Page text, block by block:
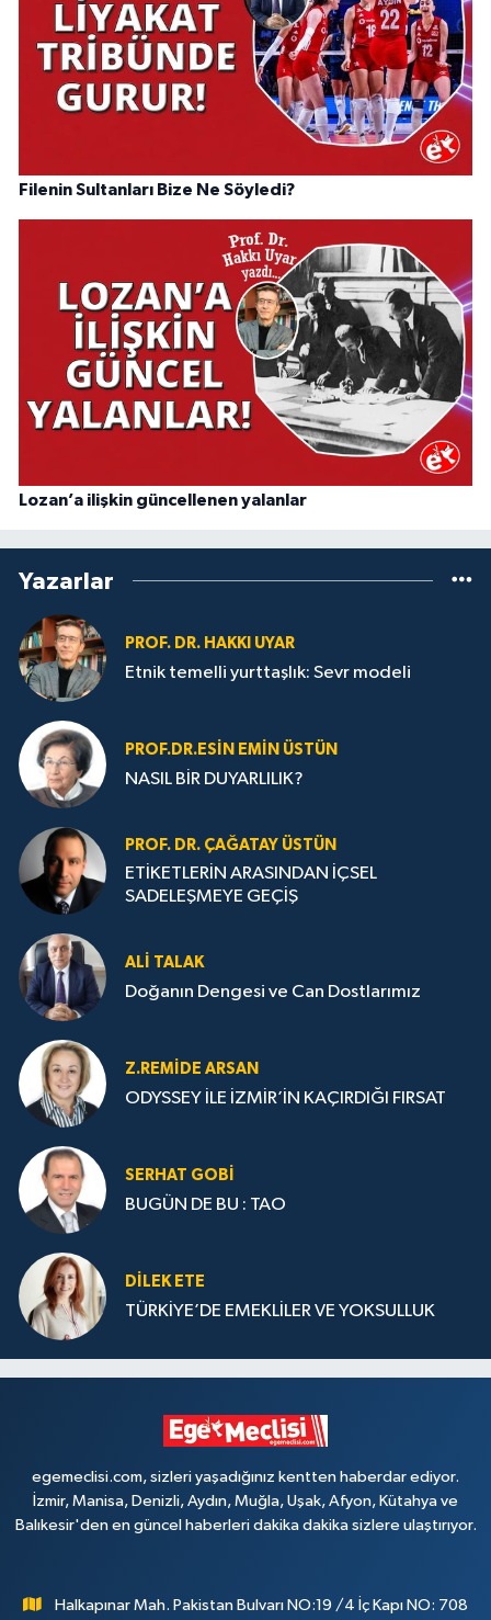
Filenin Sultanları Bize Ne Söyledi?
Lozan’a ilişkin güncellenen yalanlar
Yazarlar
PROF. DR. HAKKI UYAR
Etnik temelli yurttaşlık: Sevr modeli
PROF.DR.ESIN EMIN ÜSTÜN
NASIL BİR DUYARLILIK?
PROF. DR. ÇAĞATAY ÜSTÜN
ETİKETLERİN ARASINDAN İÇSEL
SADELEŞMEYE GEÇİŞ
ALI TALAK
Doğanın Dengesi ve Can Dostlarımız
Z.REMIDE ARSAN
ODYSSEY İLE İZMİR’İN KAÇIRDIĞI FIRSAT
SERHAT GOBİ
BUGÜN DE BU : TAO
DILEK ETE
TÜRKİYE’DE EMEKLİLER VE YOKSULLUK
egemeclisi.com, sizleri yaşadığınız kentten haberdar ediyor.
İzmir, Manisa, Denizli, Aydın, Muğla, Uşak, Afyon, Kütahya ve
Balıkesir'den en güncel haberleri dakika dakika sizlere ulaştırıyor.
Halkapınar Mah. Pakistan Bulvarı NO:19 /4 İç Kapı NO: 708